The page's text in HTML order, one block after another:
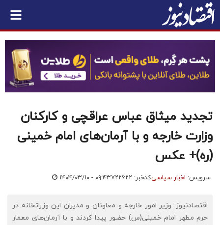
تجدید میثاق عباس عراقچی و کارکنان
وزارت خارجه و با آرمان‌های امام خمینی
(ره)+ عکس
سرویس: اخبار سیاسیکدخبر: ۷۲۲۶۲۲ ۱۴۰۴/۰۳/۱۰ - ۰۹:۴۳
اقتصادنیوز: وزیر امور خارجه و معاونان و مدیران این وزراتخانه در
حرم مطهر امام خمینی(س) حضور پیدا کردند و با آرمان‌های معمار